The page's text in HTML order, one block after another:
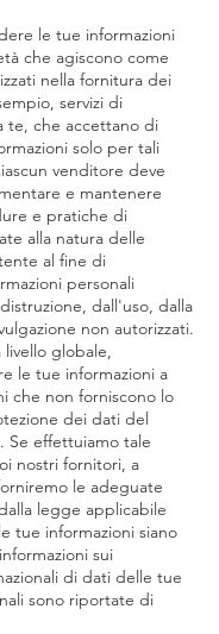
le tue informazioni
che agiscono come
nella fornitura dei
servizi di
te, che accettano di
solo per tali
venditore deve
e mantenere
e pratiche di
alla natura delle
al fine di
personali
dall'uso, dalla
non autorizzati.
livello globale,
le tue informazioni a
che non forniscono lo
dei dati del
Se effettuiamo tale
nostri fornitori, a
le adeguate
legge applicabile
tue informazioni siano
sui
di dati delle tue
sono riportate di